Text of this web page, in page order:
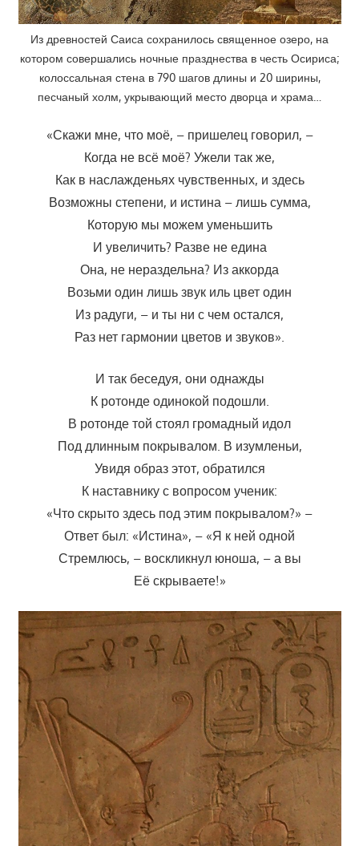
Из древностей Саиса сохранилось священное озеро, на
котором совершались ночные празднества в честь Осириса;
колоссальная стена в 790 шагов длины и 20 ширины,
песчаный холм, укрывающий место дворца и храма…
«Скажи мне, что моё, – пришелец говорил, –
Когда не всё моё? Ужели так же,
Как в наслажденьях чувственных, и здесь
Возможны степени, и истина – лишь сумма,
Которую мы можем уменьшить
И увеличить? Разве не едина
Она, не нераздельна? Из аккорда
Возьми один лишь звук иль цвет один
Из радуги, – и ты ни с чем остался,
Раз нет гармонии цветов и звуков».
И так беседуя, они однажды
К ротонде одинокой подошли.
В ротонде той стоял громадный идол
Под длинным покрывалом. В изумленьи,
Увидя образ этот, обратился
К наставнику с вопросом ученик:
«Что скрыто здесь под этим покрывалом?» –
Ответ был: «Истина», – «Я к ней одной
Стремлюсь, – воскликнул юноша, – а вы
Её скрываете!»